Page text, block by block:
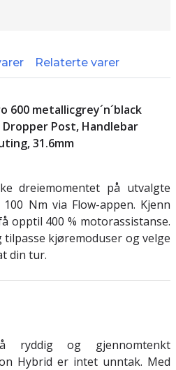
Relaterte varer
600 metallicgrey´n´black
Dropper Post, Handlebar
31.6mm
dreiemomentet på utvalgte
Nm via Flow-appen. Kjenn
opptil 400 % motorassistanse.
tilpasse kjøremoduser og velge
din tur.
ryddig og gjennomtenkt
Hybrid er intet unntak. Med